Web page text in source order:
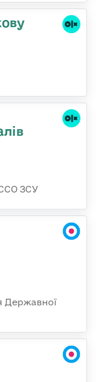
ЗСУ
Державної